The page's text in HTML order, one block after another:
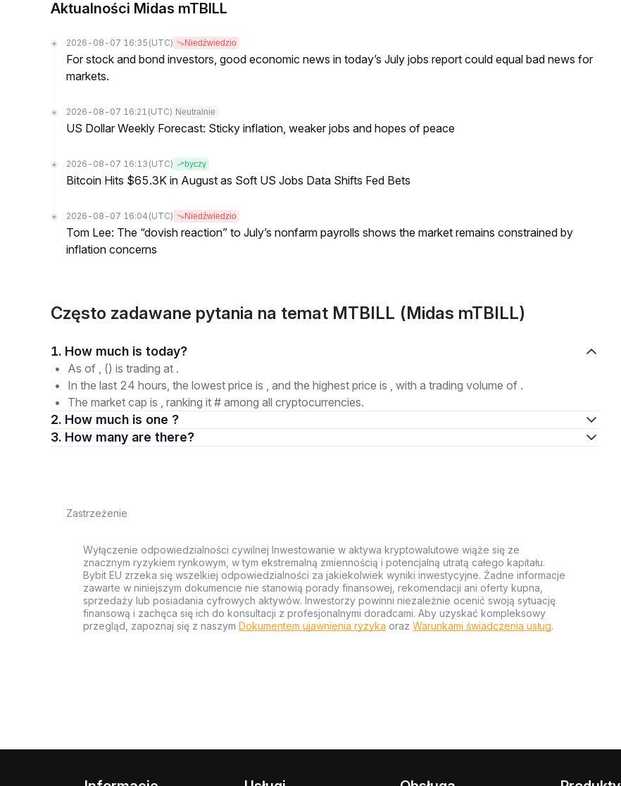
Aktualności Midas mTBILL
2026-08-07 16:35 (UTC) Niedźwiedzio
For stock and bond investors, good economic news in today’s July jobs report could equal bad news for
markets.
2026-08-07 16:21 (UTC) Neutralnie
US Dollar Weekly Forecast: Sticky inflation, weaker jobs and hopes of peace
2026-08-07 16:13 (UTC) byczy
Bitcoin Hits $65.3K in August as Soft US Jobs Data Shifts Fed Bets
2026-08-07 16:04 (UTC) Niedźwiedzio
Tom Lee: The “dovish reaction” to July’s nonfarm payrolls shows the market remains constrained by
inflation concerns
Często zadawane pytania na temat MTBILL (Midas mTBILL)
1. How much is today?
As of , () is trading at .
In the last 24 hours, the lowest price is , and the highest price is , with a trading volume of .
The market cap is , ranking it # among all cryptocurrencies.
2. How much is one ?
3. How many are there?
Zastrzeżenie
Wyłączenie odpowiedzialności cywilnej Inwestowanie w aktywa kryptowalutowe wiąże się ze
znacznym ryzykiem rynkowym, w tym ekstremalną zmiennością i potencjalną utratą całego kapitału.
Bybit EU zrzeka się wszelkiej odpowiedzialności za jakiekolwiek wyniki inwestycyjne. Żadne informacje
zawarte w niniejszym dokumencie nie stanowią porady finansowej, rekomendacji ani oferty kupna,
sprzedaży lub posiadania cyfrowych aktywów. Inwestorzy powinni niezależnie ocenić swoją sytuację
finansową i zachęca się ich do konsultacji z profesjonalnymi doradcami. Aby uzyskać kompleksowy
przegląd, zapoznaj się z naszym Dokumentem ujawnienia ryzyka oraz Warunkami świadczenia usług.